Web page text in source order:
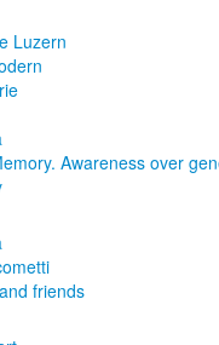
Publikationen
Sammlungen
Luzern
Awareness over
friends